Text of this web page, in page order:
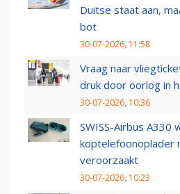
Duitse staat aan,
bot
30-07-2026, 11:58
Vraag naar
druk door oorlog in
30-07-2026, 10:36
SWISS-Airbus A330
koptelefoonoplader
veroorzaakt
30-07-2026, 10:23